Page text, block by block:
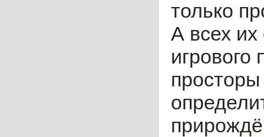
только
А всех их
просторы